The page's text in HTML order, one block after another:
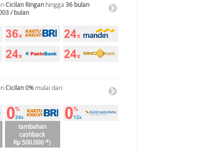
Cicilan Ringan hingga 36 bulan
/ bulan
Cicilan 0% mulai dari
tambahan
cashback
Rp 500.000 *)